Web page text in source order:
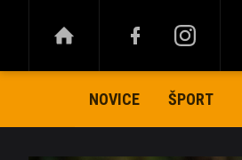
NOVICE ŠPORT